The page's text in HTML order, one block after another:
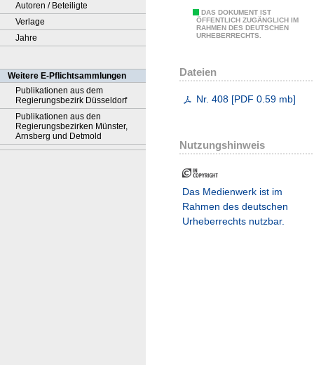
Autoren / Beteiligte
Verlage
Jahre
Weitere E-Pflichtsammlungen
Publikationen aus dem
Regierungsbezirk Düsseldorf
Publikationen aus den
Regierungsbezirken Münster,
Arnsberg und Detmold
DAS DOKUMENT IST
ÖFFENTLICH ZUGÄNGLICH IM
RAHMEN DES DEUTSCHEN
URHEBERRECHTS.
Dateien
Nr. 408 [PDF 0.59 mb]
Nutzungshinweis
Das Medienwerk ist im
Rahmen des deutschen
Urheberrechts nutzbar.